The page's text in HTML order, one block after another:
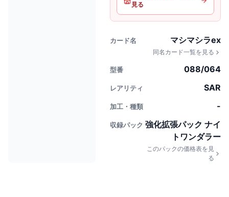
見る
カード名 マシマシラex
同名カード一覧を見る
型番 088/064
レアリティ SAR
加工・種類 -
収録パック 強化拡張パック ナイ
トワンダラー
このパックの価格表を見
る